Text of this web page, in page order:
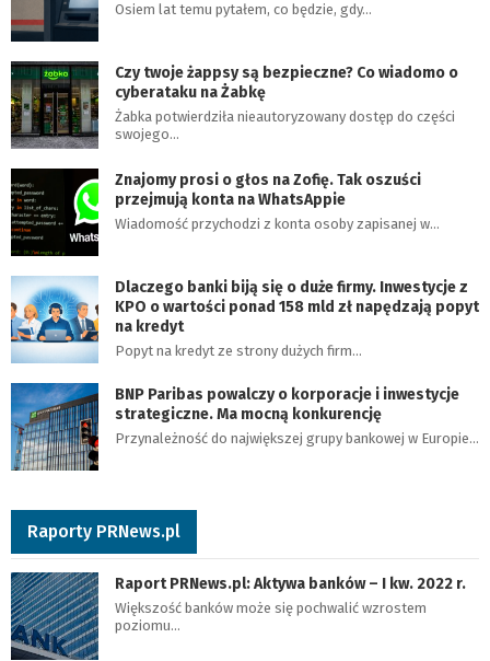
Osiem lat temu pytałem, co będzie, gdy…
Czy twoje żappsy są bezpieczne? Co wiadomo o
cyberataku na Żabkę
Żabka potwierdziła nieautoryzowany dostęp do części
swojego…
Znajomy prosi o głos na Zofię. Tak oszuści
przejmują konta na WhatsAppie
Wiadomość przychodzi z konta osoby zapisanej w…
Dlaczego banki biją się o duże firmy. Inwestycje z
KPO o wartości ponad 158 mld zł napędzają popyt
na kredyt
Popyt na kredyt ze strony dużych firm…
BNP Paribas powalczy o korporacje i inwestycje
strategiczne. Ma mocną konkurencję
Przynależność do największej grupy bankowej w Europie…
Raporty PRNews.pl
Raport PRNews.pl: Aktywa banków – I kw. 2022 r.
Większość banków może się pochwalić wzrostem
poziomu…